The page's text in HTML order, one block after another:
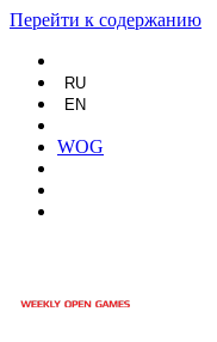
Перейти к содержанию
RU
EN
WOG